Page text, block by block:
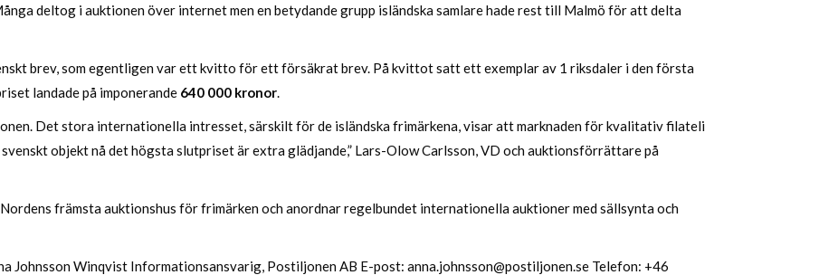
deltog i auktionen över internet men en betydande grupp isländska samlare hade rest till Malmö för att delta
brev, som egentligen var ett kvitto för ett försäkrat brev. På kvittot satt ett exemplar av 1 riksdaler i den första
landade på imponerande 640 000 kronor.
Det stora internationella intresset, särskilt för de isländska frimärkena, visar att marknaden för kvalitativ filateli
objekt nå det högsta slutpriset är extra glädjande,” Lars-Olow Carlsson, VD och auktionsförrättare på
främsta auktionshus för frimärken och anordnar regelbundet internationella auktioner med sällsynta och
Johnsson Winqvist Informationsansvarig, Postiljonen AB E-post: anna.johnsson@postiljonen.se Telefon: +46